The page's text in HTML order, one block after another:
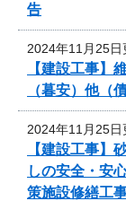
告
2024年11月25日
【建設工事
（暮安）他（
2024年11月25日
【建設工事】
しの安全・安
策施設修繕工